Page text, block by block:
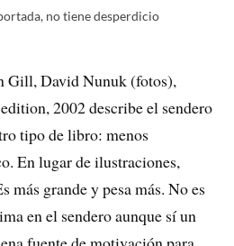
no tiene desperdicio
Gill, David Nunuk (fotos),
2002 describe el sendero
tipo de libro: menos
En lugar de ilustraciones,
más grande y pesa más. No es
en el sendero aunque sí un